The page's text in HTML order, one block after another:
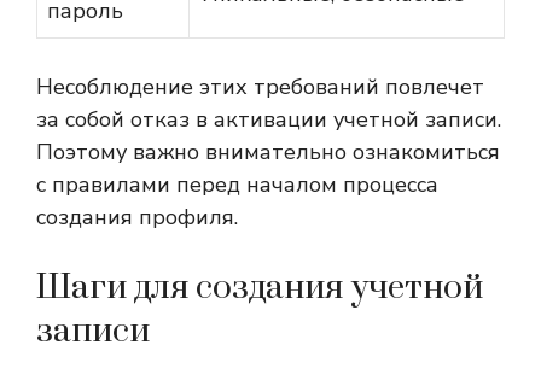
пароль
Несоблюдение этих требований повлечет
за собой отказ в активации учетной записи.
Поэтому важно внимательно ознакомиться
с правилами перед началом процесса
создания профиля.
Шаги для создания учетной
записи